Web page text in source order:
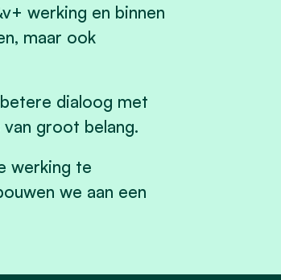
werking en binnen
maar ook
dialoog met
groot belang.
werking te
we aan een